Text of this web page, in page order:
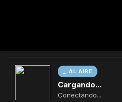
AL AIRE
Cargando...
Conectando...